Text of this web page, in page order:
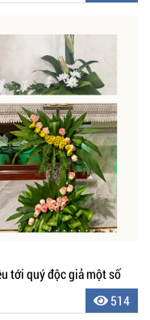
tới quý độc giả một số
514